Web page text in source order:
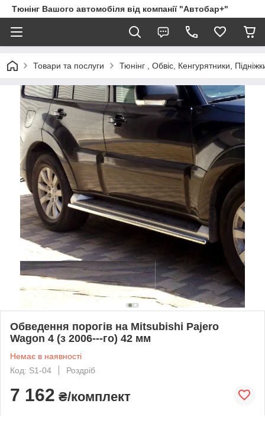
Тюнінг Вашого автомобіля від компанії "Автобар+"
Товари та послуги Тюнінг , Обвіс, Кенгурятники,
Обведення порогів на Mitsubishi Pajero
Wagon 4 (з 2006---го) 42 мм
Немає в наявності
Код: S1-04
Роздріб
7 162 ₴/комплект